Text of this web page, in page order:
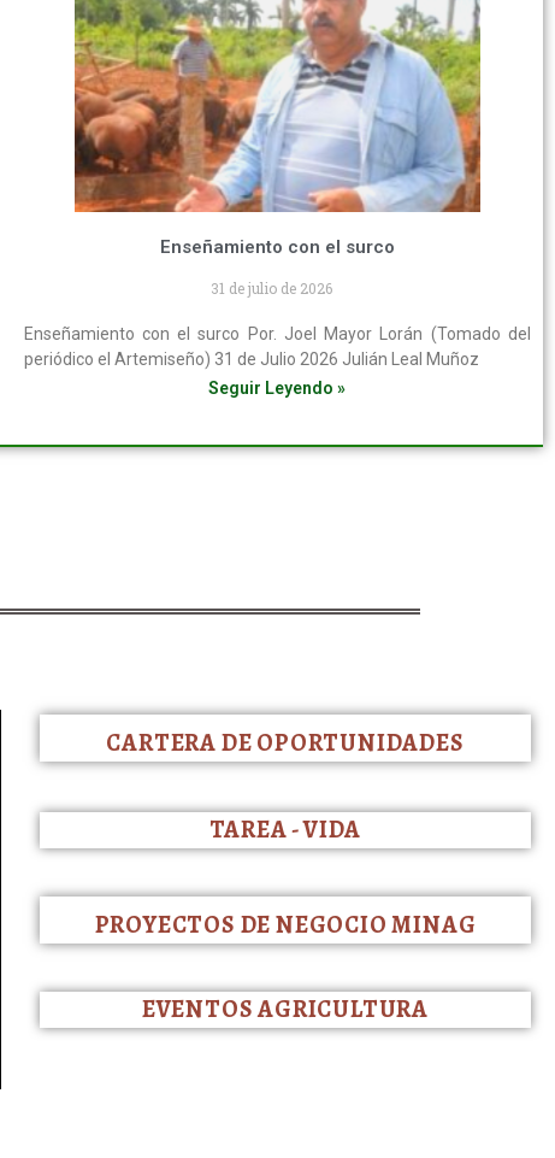
Enseñamiento con el surco
31 de julio de 2026
Enseñamiento con el surco Por. Joel Mayor Lorán (Tomado del
periódico el Artemiseño) 31 de Julio 2026 Julián Leal Muñoz
Seguir Leyendo »
CARTERA DE OPORTUNIDADES
TAREA - VIDA
PROYECTOS DE NEGOCIO MINAG
EVENTOS AGRICULTURA